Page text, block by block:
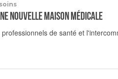
nouvelle maison médicale
de santé et